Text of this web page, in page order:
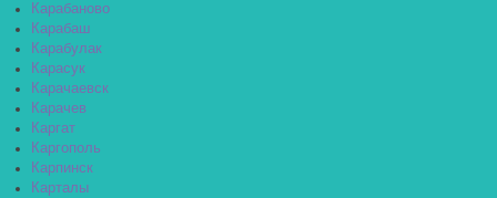
Карабаново
Карабаш
Карабулак
Карасук
Карачаевск
Карачев
Каргат
Каргополь
Карпинск
Карталы